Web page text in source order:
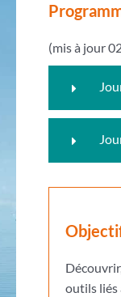
(mis à jour
outils liés